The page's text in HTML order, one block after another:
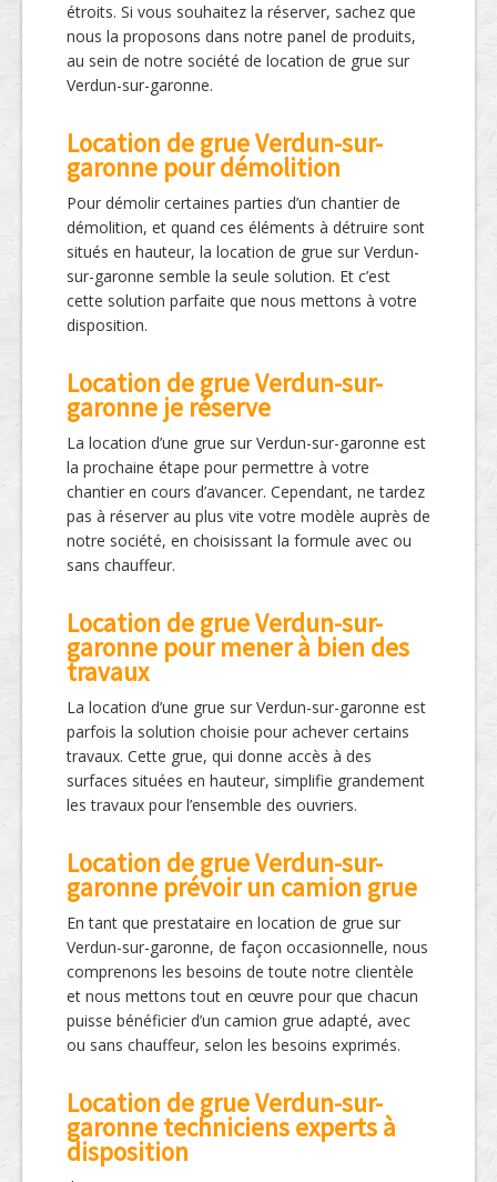
étroits. Si vous souhaitez la réserver, sachez que
nous la proposons dans notre panel de produits,
au sein de notre société de location de grue sur
Verdun-sur-garonne.
Location de grue Verdun-sur-
garonne pour démolition
Pour démolir certaines parties d’un chantier de
démolition, et quand ces éléments à détruire sont
situés en hauteur, la location de grue sur Verdun-
sur-garonne semble la seule solution. Et c’est
cette solution parfaite que nous mettons à votre
disposition.
Location de grue Verdun-sur-
garonne je réserve
La location d’une grue sur Verdun-sur-garonne est
la prochaine étape pour permettre à votre
chantier en cours d’avancer. Cependant, ne tardez
pas à réserver au plus vite votre modèle auprès de
notre société, en choisissant la formule avec ou
sans chauffeur.
Location de grue Verdun-sur-
garonne pour mener à bien des
travaux
La location d’une grue sur Verdun-sur-garonne est
parfois la solution choisie pour achever certains
travaux. Cette grue, qui donne accès à des
surfaces situées en hauteur, simplifie grandement
les travaux pour l’ensemble des ouvriers.
Location de grue Verdun-sur-
garonne prévoir un camion grue
En tant que prestataire en location de grue sur
Verdun-sur-garonne, de façon occasionnelle, nous
comprenons les besoins de toute notre clientèle
et nous mettons tout en œuvre pour que chacun
puisse bénéficier d’un camion grue adapté, avec
ou sans chauffeur, selon les besoins exprimés.
Location de grue Verdun-sur-
garonne techniciens experts à
disposition